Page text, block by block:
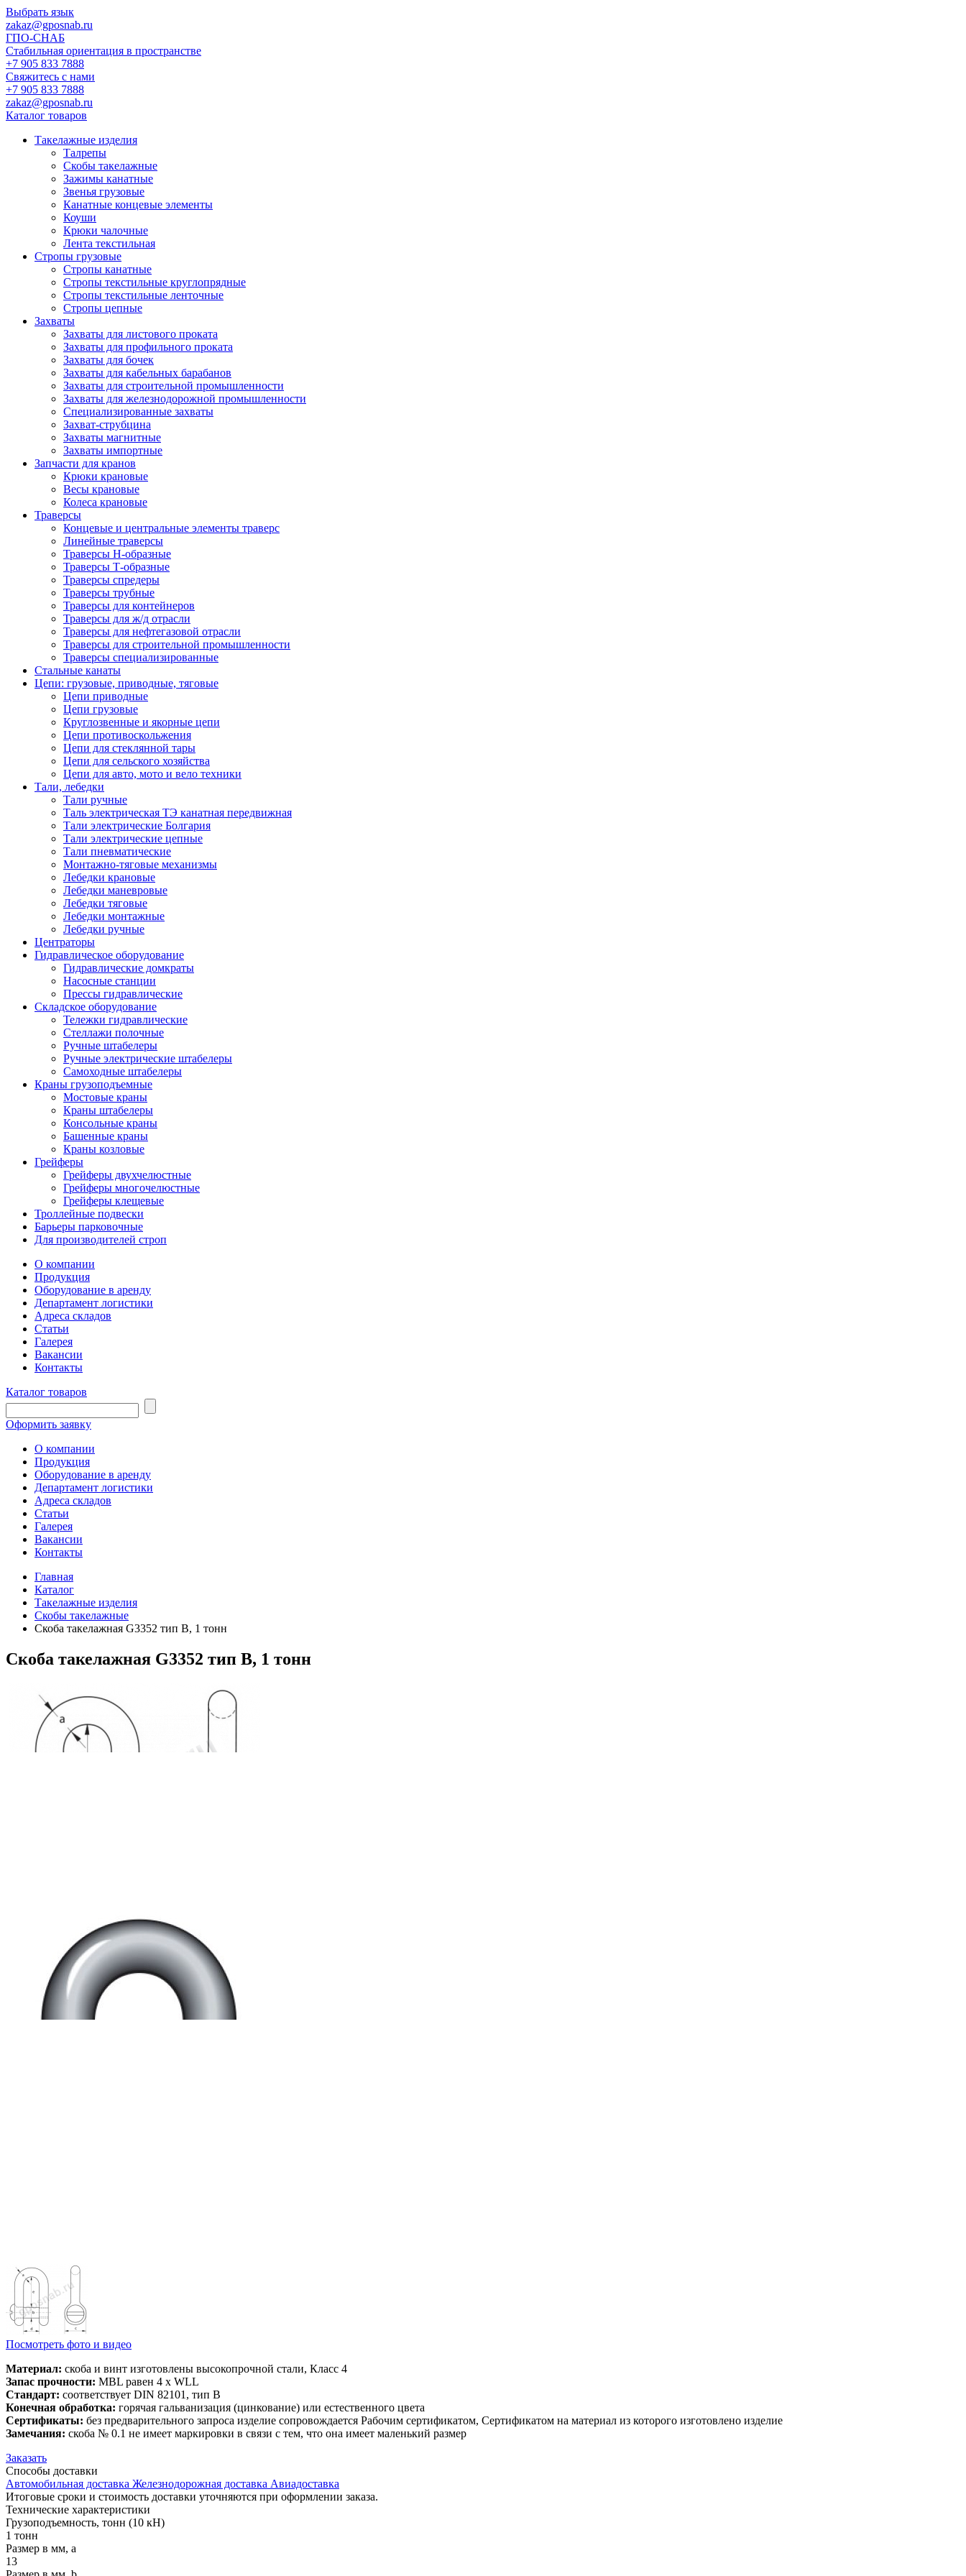
Выбрать язык
zakaz@gposnab.ru
ГПО-СНАБ
Стабильная ориентация в пространстве
+7 905 833 7888
Свяжитесь с нами
+7 905 833 7888
zakaz@gposnab.ru
Каталог товаров
Такелажные изделия
Талрепы
Скобы такелажные
Зажимы канатные
Звенья грузовые
Канатные концевые элементы
Коуши
Крюки чалочные
Лента текстильная
Стропы грузовые
Стропы канатные
Стропы текстильные круглопрядные
Стропы текстильные ленточные
Стропы цепные
Захваты
Захваты для листового проката
Захваты для профильного проката
Захваты для бочек
Захваты для кабельных барабанов
Захваты для строительной промышленности
Захваты для железнодорожной промышленности
Специализированные захваты
Захват-струбцина
Захваты магнитные
Захваты импортные
Запчасти для кранов
Крюки крановые
Весы крановые
Колеса крановые
Траверсы
Концевые и центральные элементы траверс
Линейные траверсы
Траверсы Н-образные
Траверсы Т-образные
Траверсы спредеры
Траверсы трубные
Траверсы для контейнеров
Траверсы для ж/д отрасли
Траверсы для нефтегазовой отрасли
Траверсы для строительной промышленности
Траверсы специализированные
Стальные канаты
Цепи: грузовые, приводные, тяговые
Цепи приводные
Цепи грузовые
Круглозвенные и якорные цепи
Цепи противоскольжения
Цепи для стеклянной тары
Цепи для сельского хозяйства
Цепи для авто, мото и вело техники
Тали, лебедки
Тали ручные
Таль электрическая ТЭ канатная передвижная
Тали электрические Болгария
Тали электрические цепные
Тали пневматические
Монтажно-тяговые механизмы
Лебедки крановые
Лебедки маневровые
Лебедки тяговые
Лебедки монтажные
Лебедки ручные
Центраторы
Гидравлическое оборудование
Гидравлические домкраты
Насосные станции
Прессы гидравлические
Складское оборудование
Тележки гидравлические
Cтеллажи полочные
Ручные штабелеры
Ручные электрические штабелеры
Самоходные штабелеры
Краны грузоподъемные
Мостовые краны
Краны штабелеры
Консольные краны
Башенные краны
Краны козловые
Грейферы
Грейферы двухчелюстные
Грейферы многочелюстные
Грейферы клещевые
Троллейные подвески
Барьеры парковочные
Для производителей строп
О компании
Продукция
Оборудование в аренду
Департамент логистики
Адреса складов
Статьи
Галерея
Вакансии
Контакты
Каталог товаров
Оформить заявку
О компании
Продукция
Оборудование в аренду
Департамент логистики
Адреса складов
Статьи
Галерея
Вакансии
Контакты
Главная
Каталог
Такелажные изделия
Скобы такелажные
Скоба такелажная G3352 тип B, 1 тонн
Скоба такелажная G3352 тип B, 1 тонн
Посмотреть фото и видео
Материал: скоба и винт изготовлены высокопрочной стали, Класс 4
Запас прочности: MBL равен 4 x WLL
Стандарт: соответствует DIN 82101, тип B
Конечная обработка: горячая гальванизация (цинкование) или естественного цвета
Сертификаты: без предварительного запроса изделие сопровождается Рабочим сертификатом, Сертификатом на материал из которого изготовлено изделие
Замечания: скоба № 0.1 не имеет маркировки в связи с тем, что она имеет маленький размер
Заказать
Способы доставки
Автомобильная доставка Железнодорожная доставка Авиадоставка
Итоговые сроки и стоимость доставки уточняются при оформлении заказа.
Технические характеристики
Грузоподъемность, тонн (10 кН)
1 тонн
Размер в мм, a
13